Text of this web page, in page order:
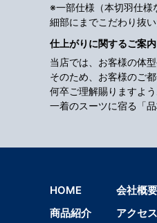
※一部仕様（本切羽仕様
細部にまでこだわり抜
仕上がりに関するご案内
当店では、お客様の体
そのため、お客様のご
何卒ご理解賜りますよ
一着のスーツに宿る「
HOME
商品紹介
会社概要
アクセス